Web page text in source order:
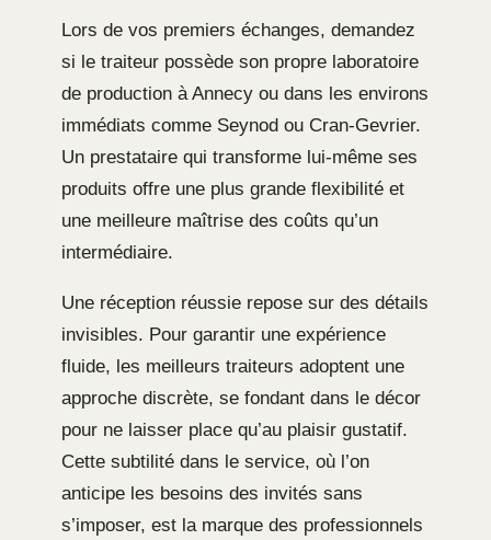
Lors de vos premiers échanges, demandez
si le traiteur possède son propre laboratoire
de production à Annecy ou dans les environs
immédiats comme Seynod ou Cran-Gevrier.
Un prestataire qui transforme lui-même ses
produits offre une plus grande flexibilité et
une meilleure maîtrise des coûts qu’un
intermédiaire.
Une réception réussie repose sur des détails
invisibles. Pour garantir une expérience
fluide, les meilleurs traiteurs adoptent une
approche discrète, se fondant dans le décor
pour ne laisser place qu’au plaisir gustatif.
Cette subtilité dans le service, où l’on
anticipe les besoins des invités sans
s’imposer, est la marque des professionnels